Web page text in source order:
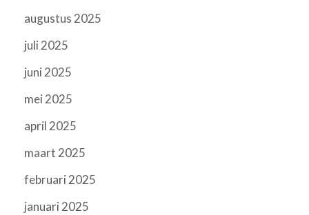
augustus 2025
juli 2025
juni 2025
mei 2025
april 2025
maart 2025
februari 2025
januari 2025